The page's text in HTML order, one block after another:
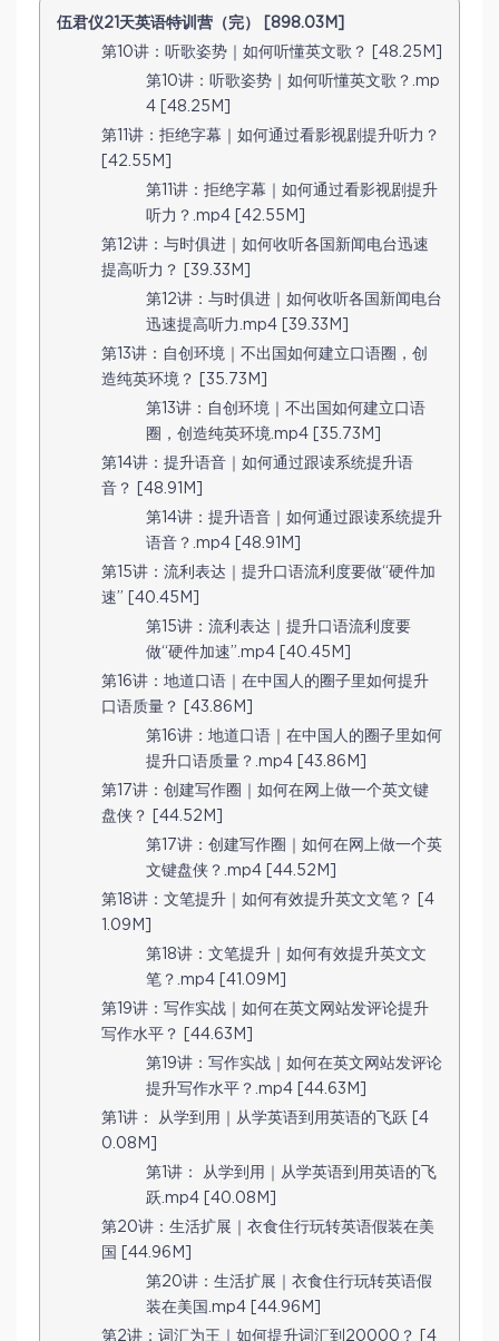
伍君仪21天英语特训营（完） [898.03M]
第10讲：听歌姿势｜如何听懂英文歌？ [48.25M]
第10讲：听歌姿势｜如何听懂英文歌？.mp
4 [48.25M]
第11讲：拒绝字幕｜如何通过看影视剧提升听力？
[42.55M]
第11讲：拒绝字幕｜如何通过看影视剧提升
听力？.mp4 [42.55M]
第12讲：与时俱进｜如何收听各国新闻电台迅速
提高听力？ [39.33M]
第12讲：与时俱进｜如何收听各国新闻电台
迅速提高听力.mp4 [39.33M]
第13讲：自创环境｜不出国如何建立口语圈，创
造纯英环境？ [35.73M]
第13讲：自创环境｜不出国如何建立口语
圈，创造纯英环境.mp4 [35.73M]
第14讲：提升语音｜如何通过跟读系统提升语
音？ [48.91M]
第14讲：提升语音｜如何通过跟读系统提升
语音？.mp4 [48.91M]
第15讲：流利表达｜提升口语流利度要做“硬件加
速” [40.45M]
第15讲：流利表达｜提升口语流利度要
做“硬件加速”.mp4 [40.45M]
第16讲：地道口语｜在中国人的圈子里如何提升
口语质量？ [43.86M]
第16讲：地道口语｜在中国人的圈子里如何
提升口语质量？.mp4 [43.86M]
第17讲：创建写作圈｜如何在网上做一个英文键
盘侠？ [44.52M]
第17讲：创建写作圈｜如何在网上做一个英
文键盘侠？.mp4 [44.52M]
第18讲：文笔提升｜如何有效提升英文文笔？ [4
1.09M]
第18讲：文笔提升｜如何有效提升英文文
笔？.mp4 [41.09M]
第19讲：写作实战｜如何在英文网站发评论提升
写作水平？ [44.63M]
第19讲：写作实战｜如何在英文网站发评论
提升写作水平？.mp4 [44.63M]
第1讲： 从学到用｜从学英语到用英语的飞跃 [4
0.08M]
第1讲： 从学到用｜从学英语到用英语的飞
跃.mp4 [40.08M]
第20讲：生活扩展｜衣食住行玩转英语假装在美
国 [44.96M]
第20讲：生活扩展｜衣食住行玩转英语假
装在美国.mp4 [44.96M]
第2讲：词汇为王｜如何提升词汇到20000？ [4